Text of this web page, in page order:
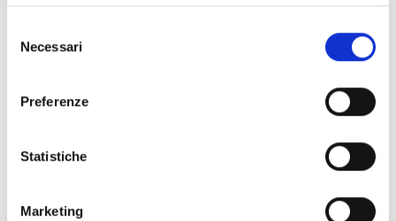
delNecessari
Preferenze
Statistiche
Marketing
Welche Verpackungsgrößen sind verfügbar? Bieten Sie Sondergrößen an?
Wie kann ich ein Angebot für umweltfreundliche Verpackungen erhalten, wenn ich
noch nicht alle Details habe?